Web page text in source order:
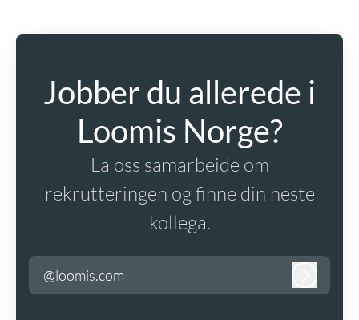
Jobber du allerede i
Loomis Norge?
La oss samarbeide om
rekrutteringen og finne din neste
kollega.
@loomis.com